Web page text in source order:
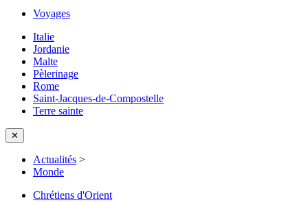
Voyages
Italie
Jordanie
Malte
Pèlerinage
Rome
Saint-Jacques-de-Compostelle
Terre sainte
✕
Actualités >
Monde
Chrétiens d'Orient